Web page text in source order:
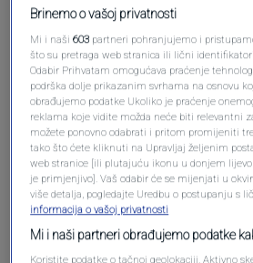
Oglas
Brinemo o vašoj privatnosti
Mi i naši603 partneri pohranjujemo i
što su pretraga web stranica ili lični
Odabir Prihvatam omogućava praćenje
podrška dolje prikazanim svrhama na osnovu
obrađujemo podatke Ukoliko je praćenje
reklama koje vidite možda neće biti relevantni
možete ponovno odabrati i pritom promijeniti
tako što ćete kliknuti na Upravljaj željenim
web stranice [ili plutajuću ikonu u donjem
je primjenjivo]. Vaš odabir će se mijenjati u
više detalja, pogledajte Uredbu o postupanju s
informacija o vašoj privatnosti
Mi i naši partneri obrađujemo podatke
Koristite podatke o tačnoj geolokaciji. Aktivno